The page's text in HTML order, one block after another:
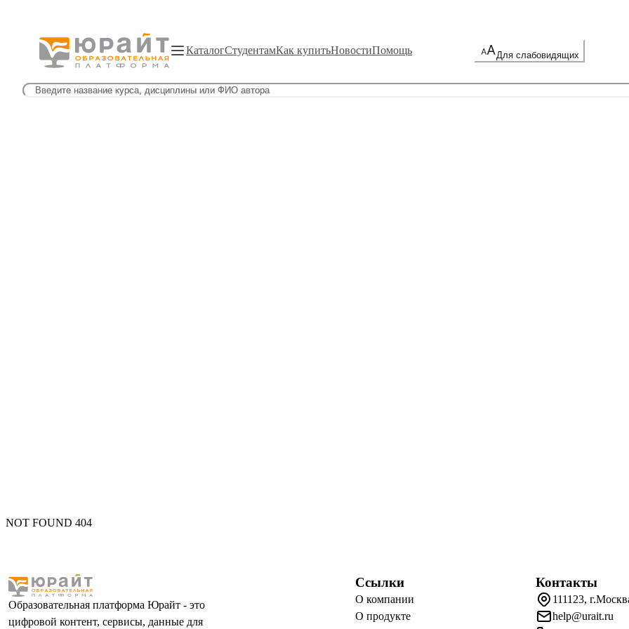
КаталогСтудентамКак купитьНовостиПомощь Для слабовидящих
NOT FOUND 404
Образовательная платформа Юрайт - это
цифровой контент, сервисы, данные для
Ссылки
О компании
О продукте
Контакты
111123,
help@urait.ru